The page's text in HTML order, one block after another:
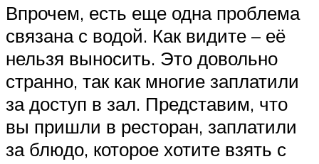
Впрочем, есть еще одна проблема
связана с водой. Как видите – её
нельзя выносить. Это довольно
странно, так как многие заплатили
за доступ в зал. Представим, что
вы пришли в ресторан, заплатили
за блюдо, которое хотите взять с